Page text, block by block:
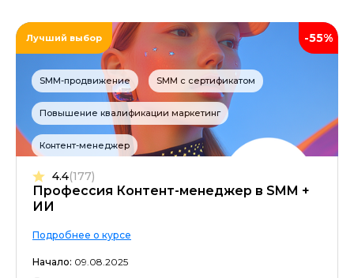
Лучший выбор -55%
SMM-продвижение SMM с сертификатом
Повышение квалификации маркетинг
Контент-менеджер
Профессия Контент-менеджер в SMM +
ИИ
4.4(177)
Подробнее о курсе
Начало: 09.08.2025